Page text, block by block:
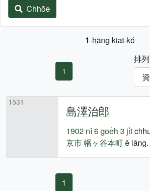
Chhōe
1-hāng kiat-kó
1
排列
1531
島澤治郎
1902 nî6 goe̍h 3 ji̍t
京市幡ヶ谷本町ê lâng.
1